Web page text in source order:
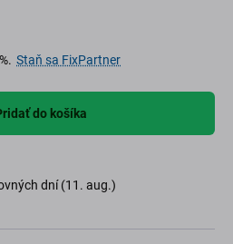
Staň sa FixPartner
do košíka
dní (11. aug.)